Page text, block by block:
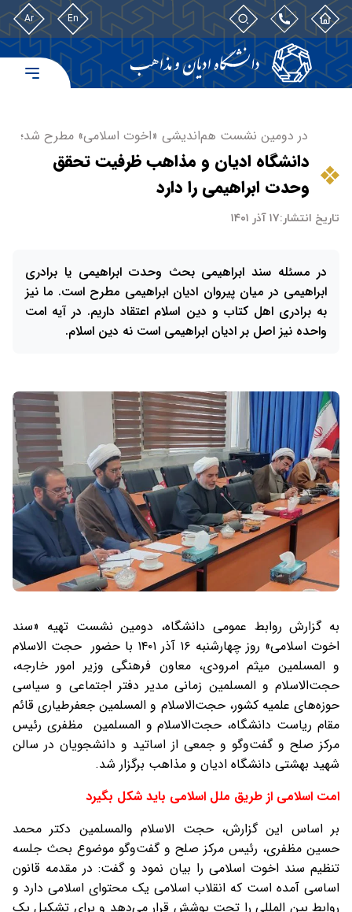
En
Ar
در دومین نشست هم‌اندیشی «اخوت اسلامی» مطرح شد؛
دانشگاه ادیان و مذاهب ظرفیت تحقق
وحدت ابراهیمی را دارد
تاریخ انتشار:۱۷ آذر ۱۴۰۱
در مسئله سند ابراهیمی بحث وحدت ابراهیمی یا برادری
ابراهیمی در میان پیروان ادیان ابراهیمی مطرح است. ما نیز
به برادری اهل کتاب و دین اسلام اعتقاد داریم. در آیه امت
واحده نیز اصل بر ادیان ابراهیمی است نه دین اسلام.
به گزارش روابط عمومی دانشگاه، دومین نشست تهیه «سند
اخوت اسلامی» روز چهارشنبه ۱۶ آذر ۱۴۰۱ با حضور حجت الاسلام
و المسلمین میثم امرودی، معاون فرهنگی وزیر امور خارجه،
حجت‌الاسلام و المسلمین زمانی مدیر دفتر اجتماعی و سیاسی
حوزه‌های علمیه کشور، حجت‌الاسلام و المسلمین جعفرطیاری قائم
مقام ریاست دانشگاه، حجت‌الاسلام و المسلمین مظفری رئیس
مرکز صلح و گفت‌وگو و جمعی از اساتید و دانشجویان در سالن
شهید بهشتی دانشگاه ادیان و مذاهب برگزار شد.
امت اسلامی از طریق ملل اسلامی باید شکل بگیرد
بر اساس این گزارش، حجت الاسلام والمسلمین دکتر محمد
حسین مظفری، رئیس مرکز صلح و گفت‌وگو موضوع بحث جلسه
تنظیم سند اخوت اسلامی‌ را بیان نمود و گفت: در مقدمه قانون
اساسی آمده است که انقلاب اسلامی یک محتوای اسلامی دارد و
روابط بین المللی را تحت پوشش قرار می‌دهد و برای تشکیل یک